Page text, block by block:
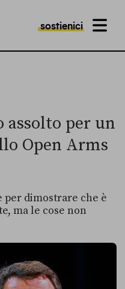
sostienici MENU
assolto per un
Open Arms
dimostrare che è
ma le cose non